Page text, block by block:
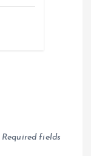
Required fields